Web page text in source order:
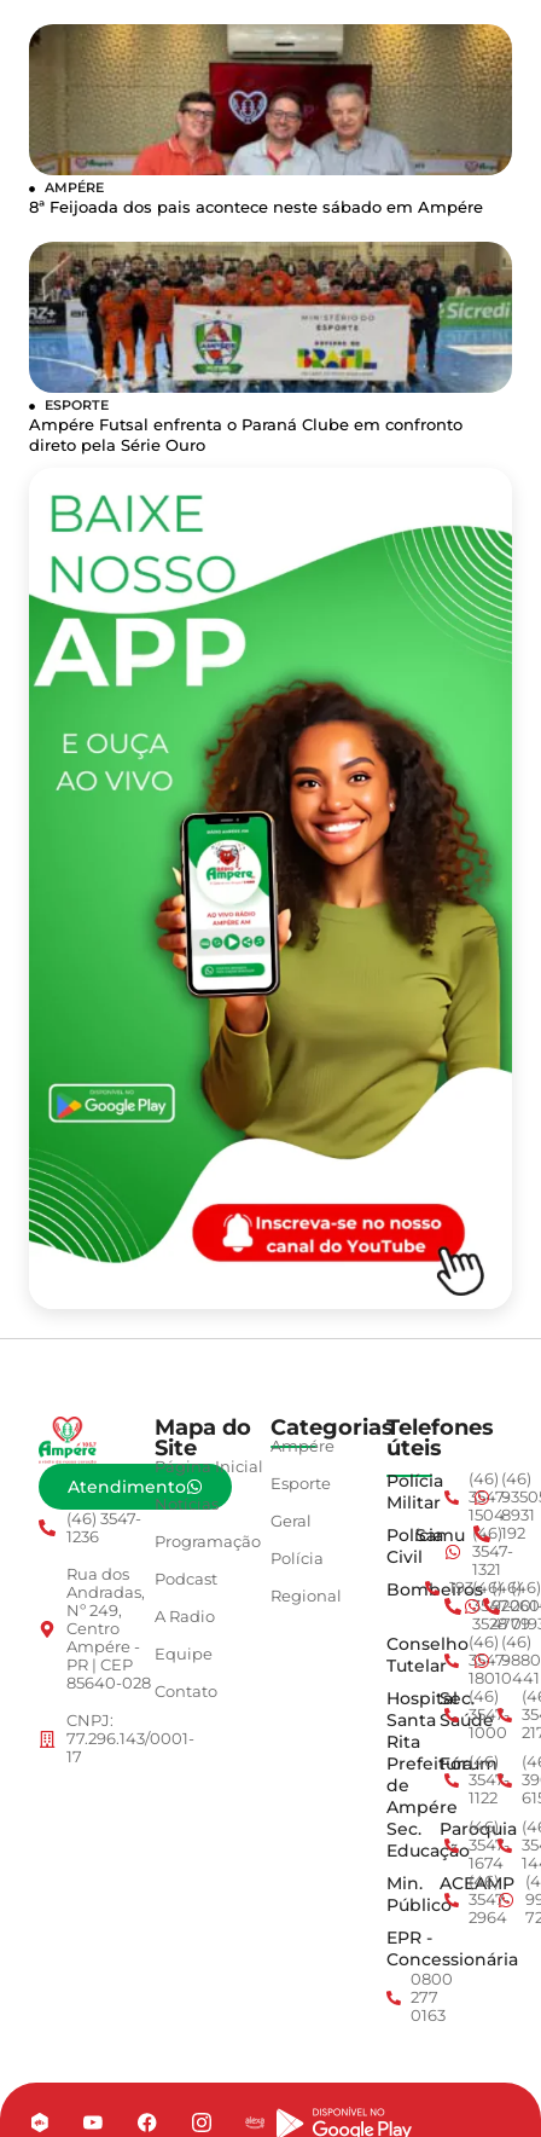
AMPÉRE
8ª Feijoada dos pais acontece neste sábado em Ampére
ESPORTE
Ampére Futsal enfrenta o Paraná Clube em confronto
direto pela Série Ouro
Atendimento
(46) 3547-
1236
Rua dos
Andradas,
Nº 249,
Centro
Ampére -
PR | CEP
85640-028
CNPJ:
77.296.143/0001-
17
Mapa do
Site
Página Inicial
Notícias
Programação
Podcast
A Radio
Equipe
Contato
Categorias
Ampére
Esporte
Geral
Polícia
Regional
Telefones
úteis
Polícia
Militar
(46)
3547-
1504
(46)
8931
Polícia
Civil
Samu (46)
3547-
1321
192
Bombeiros
193(46)
3547-
3528
(46)
4779
(46)
Conselho
Tutelar
(46)
3547-
1801
(46)
0441
Hospital
Santa
Rita
Sec.
Saúde
(46)
3547-
1000
Prefeitura
de
Ampére
Fórum
(46)
3547-
1122
Sec.
Educação
Paroquia
(46)
3547-
1674
Min.
Público
ACEAMP
(46)
3547-
2964
EPR -
Concessionária
0800
277
0163